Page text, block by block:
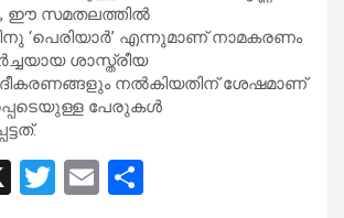
ഈ സമതലത്തിൽ
‘പെരിയാർ’ എന്നുമാണ് നാമകരണം
ശാസ്ത്രീയ
നൽകിയതിന് ശേഷമാണ്
പേരുകൾ
X
T
E